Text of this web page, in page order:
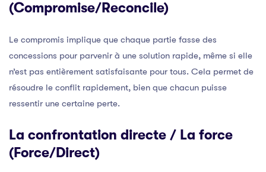
(Compromise/Reconcile)
Le compromis implique que chaque partie fasse des
concessions pour parvenir à une solution rapide, même si elle
n’est pas entièrement satisfaisante pour tous. Cela permet de
résoudre le conflit rapidement, bien que chacun puisse
ressentir une certaine perte.
La confrontation directe / La force
(Force/Direct)